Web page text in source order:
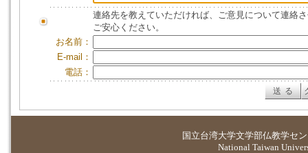
連絡先を教えていただければ、ご意見について連絡
ご安心ください。
お名前：
E-mail：
電話：
国立台湾大学文学部仏教学セ
National Taiwan